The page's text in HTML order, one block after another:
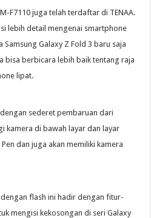
F7110 juga telah terdaftar di TENAA.
lebih detail mengenai smartphone
Galaxy Z Fold 3 baru saja
bisa berbicara lebih baik tentang raja
lipat.
sederet pembaruan dari
kamera di bawah layar dan layar
dan juga akan memiliki kamera
flash ini hadir dengan fitur-
mengisi kekosongan di seri Galaxy